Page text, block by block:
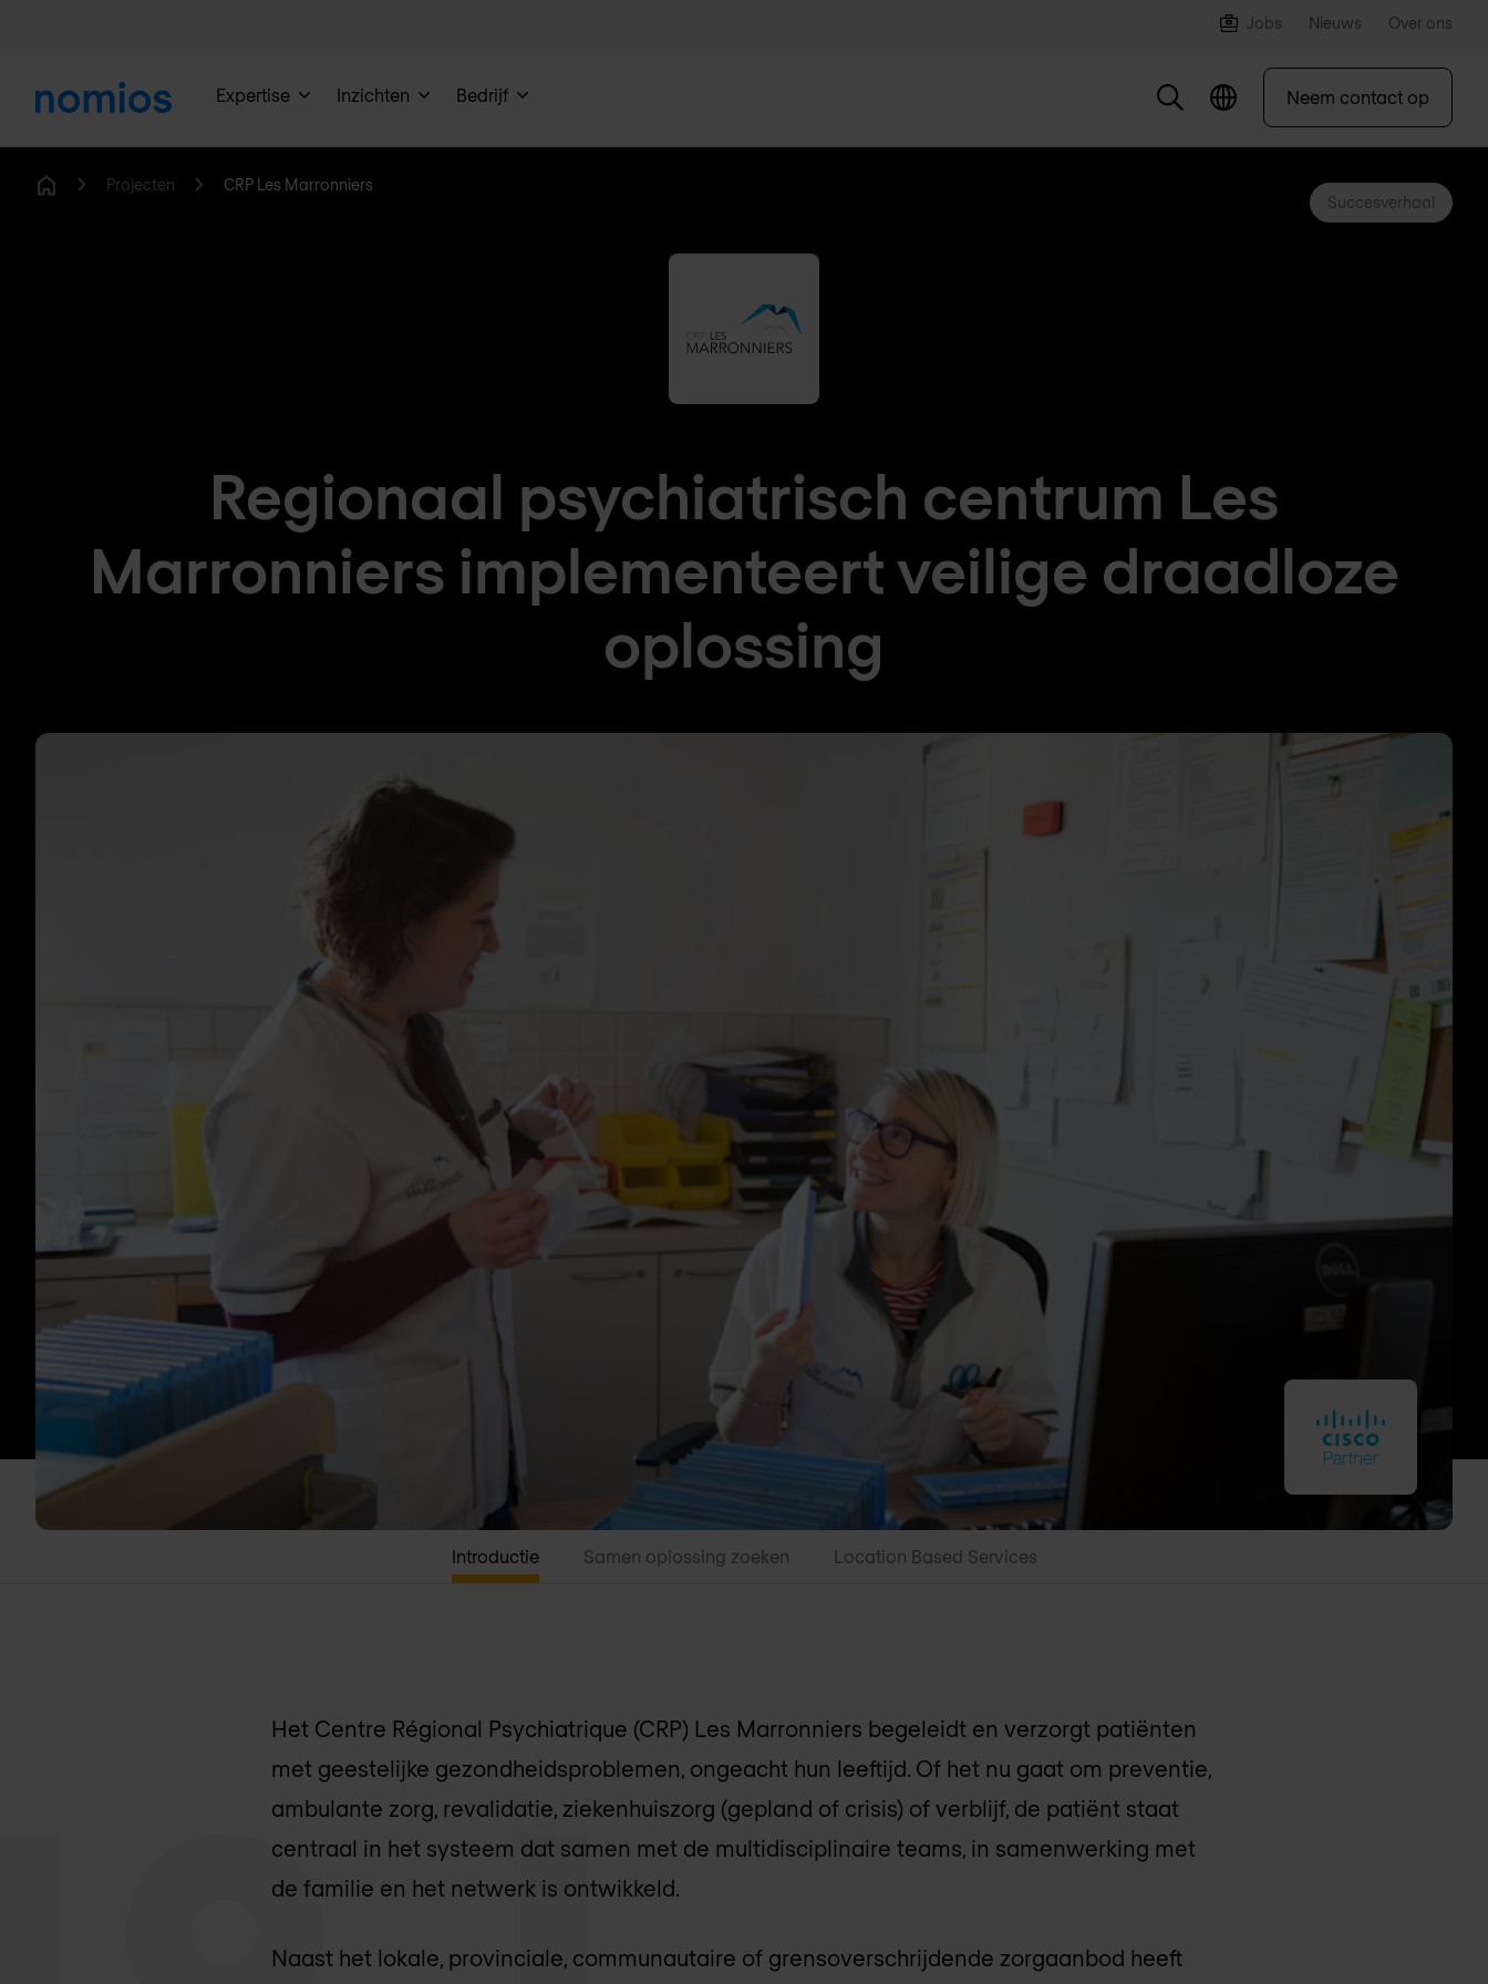
Jobs Nieuws Over ons
Expertise Inzichten Bedrijf Neem contact op
Projecten
CRP Les Marronniers
Succesverhaal
Regionaal psychiatrisch centrum Les
Marronniers implementeert veilige draadloze
oplossing
Introductie Samen oplossing zoeken Location Based Services
Het Centre Régional Psychiatrique (CRP) Les Marronniers begeleidt en verzorgt patiënten
met geestelijke gezondheidsproblemen, ongeacht hun leeftijd. Of het nu gaat om preventie,
ambulante zorg, revalidatie, ziekenhuiszorg (gepland of crisis) of verblijf, de patiënt staat
centraal in het systeem dat samen met de multidisciplinaire teams, in samenwerking met
de familie en het netwerk is ontwikkeld.
Naast het lokale, provinciale, communautaire of grensoverschrijdende zorgaanbod heeft